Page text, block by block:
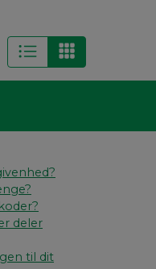
deler
til dit